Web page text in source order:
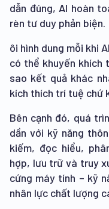
dẫn đúng, AI hoàn
rèn tư duy phản biện.
ôi hình dung mỗi khi
có thể khuyến khích
sao kết quả khác
kích thích trí tuệ chứ
Bên cạnh đó, quá
dần với kỹ năng
kiếm, đọc hiểu,
hợp, lưu trữ và truy
cứng máy tính – kỹ
nhân lực chất lượng